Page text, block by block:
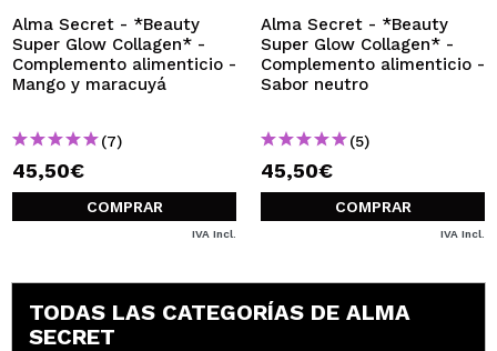
Alma Secret - *Beauty
Super Glow Collagen* -
Complemento alimenticio -
Mango y maracuyá
(7)
45,50€
COMPRAR
IVA Incl.
Alma Secret - *Beauty
Super Glow Collagen* -
Complemento alimenticio -
Sabor neutro
(5)
45,50€
COMPRAR
IVA Incl.
TODAS LAS CATEGORÍAS DE ALMA
SECRET